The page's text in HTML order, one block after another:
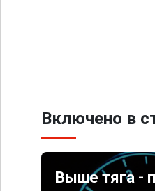
Включено в
Выше тяга -